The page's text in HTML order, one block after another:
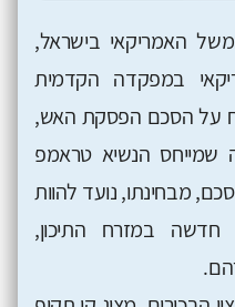
האמריקאי בישראל,
במפקדה הקדמית
על הסכם הפסקת האש,
הנשיא טראמפ
מבחינתו, נועד להוות
חדשה במזרח התיכון,